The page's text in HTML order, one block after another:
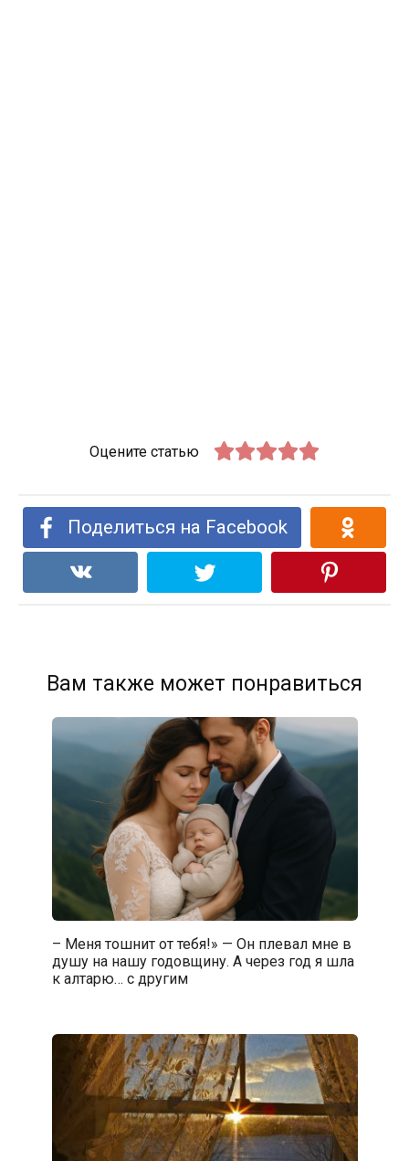
Оцените статью
Поделиться на Facebook
Вам также может понравиться
– Меня тошнит от тебя!» — Он плевал мне в
душу на нашу годовщину. А через год я шла
к алтарю… с другим